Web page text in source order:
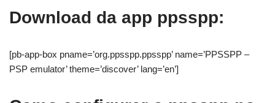
Download da app ppsspp:
[pb-app-box pname=’org.ppsspp.ppsspp’ name=’PPSSPP –
PSP emulator’ theme=’discover’ lang=’en’]